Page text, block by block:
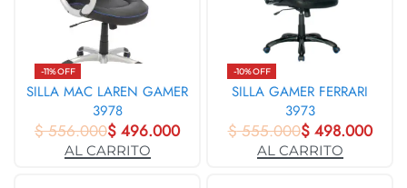
-11% OFF
SILLA MAC LAREN GAMER
3978
$556.000$ 496.000
AL CARRITO
-10% OFF
SILLA GAMER FERRARI
3973
$555.000$498.000
AL CARRITO